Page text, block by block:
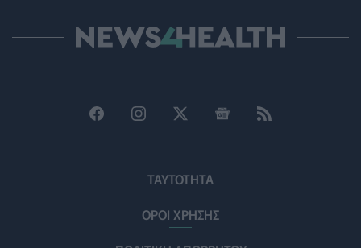
ΠΟΛΙΤΙΚΉ ΥΓΕΊΑΣ 05/08/2026 - 16:46
εξηγούν γιατί είναι ωφέλιμο
ΤΑΥΤΟΤΗΤΑ
ΟΡΟΙ ΧΡΗΣΗΣ